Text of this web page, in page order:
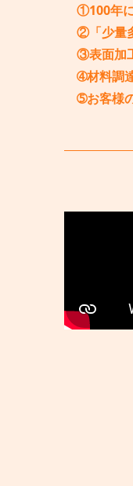
①100年
②「少量
③表面加
➃材料調
➄お客様